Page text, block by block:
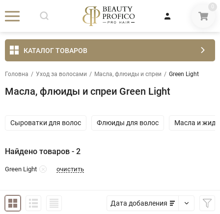
0
КАТАЛОГ ТОВАРОВ
Головна / Уход за волосами / Масла, флюиды и спреи / Green Light
Масла, флюиды и спреи Green Light
Сыроватки для волос Флюиды для волос Масла и
Найдено товаров - 2
Green Light очистить
Дата добавления